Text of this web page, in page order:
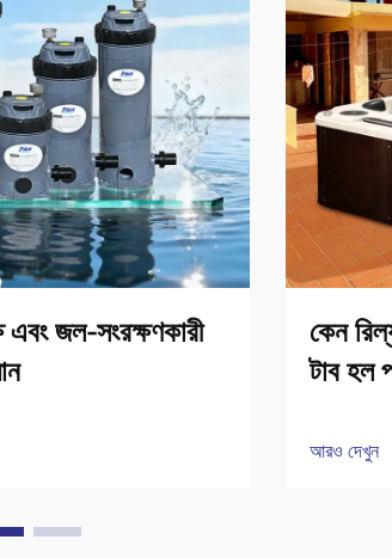
এবং জল-সংরক্ষণকারী
কেন
টাব হল
আরও দেখুন